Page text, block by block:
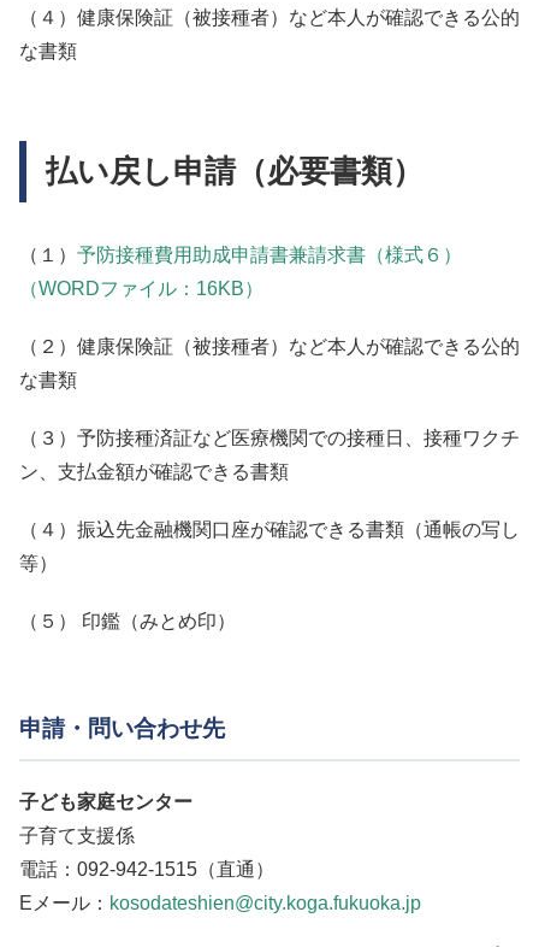
（４）健康保険証（被接種者）など本人が確認できる公的
な書類
払い戻し申請（必要書類）
（１） 予防接種費用助成申請書兼請求書（様式６）
（WORDファイル：16KB）
（２）健康保険証（被接種者）など本人が確認できる公的
な書類
（３）予防接種済証など医療機関での接種日、接種ワクチ
ン、支払金額が確認できる書類
（４）振込先金融機関口座が確認できる書類（通帳の写し
等）
（５） 印鑑（みとめ印）
申請・問い合わせ先
子ども家庭センター
子育て支援係
電話：092-942-1515（直通）
Eメール： kosodateshien@city.koga.fukuoka.jp